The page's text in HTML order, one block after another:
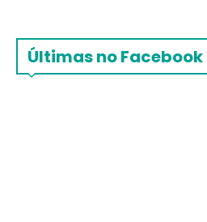
Últimas no Facebook